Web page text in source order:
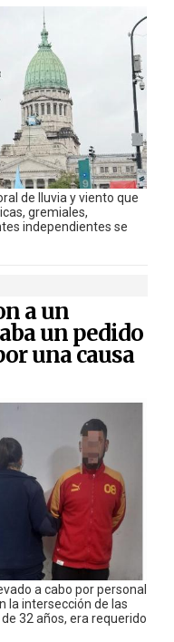
de lluvia y viento que
gremiales,
independientes se
a un
un pedido
una causa
a cabo por personal
la intersección de las
32 años, era requerido